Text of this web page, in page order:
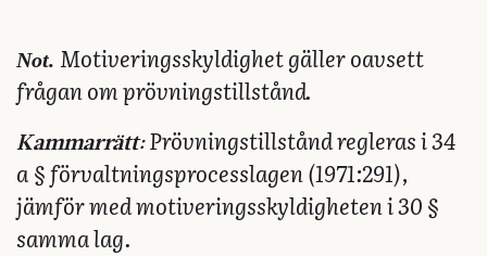
Not. Motiveringsskyldighet gäller oavsett
frågan om prövningstillstånd.
Kammarrätt:Prövningstillstånd regleras i 34
a § förvaltningsprocesslagen (1971:291),
jämför med motiveringsskyldigheten i 30 §
samma lag.